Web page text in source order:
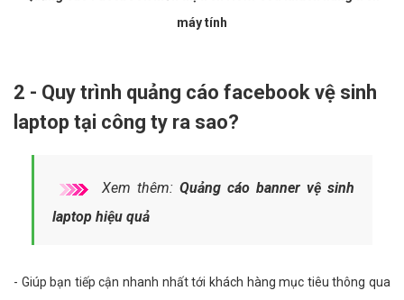
máy tính
2 - Quy trình quảng cáo facebook vệ sinh
laptop tại công ty ra sao?
Xem thêm: Quảng cáo banner vệ sinh
laptop hiệu quả
- Giúp bạn tiếp cận nhanh nhất tới khách hàng mục tiêu thông qua